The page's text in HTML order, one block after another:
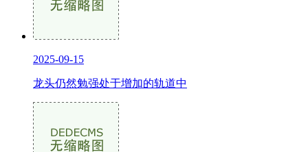
2025-09-15
龙头仍然勉强处于增加的轨道中